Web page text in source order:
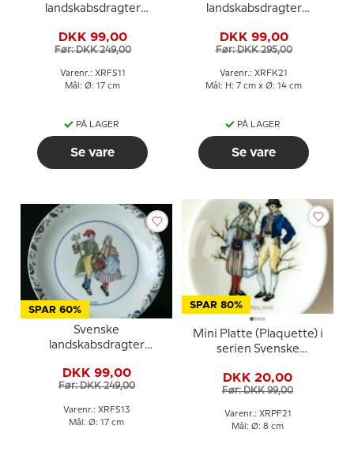
landskabsdragter
Medelpad
DKK 99,00
Før: DKK 249,00
Varenr.: XRFS11
Mål: Ø: 17 cm
PÅ LAGER
Se vare
landskabsdragter
Ångermanland
DKK 99,00
Før: DKK 295,00
Varenr.: XRFK21
Mål: H: 7 cm x Ø: 14 cm
PÅ LAGER
Se vare
SPAR 60%
Svenske
landskabsdragter
DKK 99,00
Før: DKK 249,00
Varenr.: XRFS13
Mål: Ø: 17 cm
SPAR 80%
Mini Platte (Plaquette) i
serien Svenske
Ångermanland
DKK 20,00
Før: DKK 99,00
Varenr.: XRPF21
Mål: Ø: 8 cm